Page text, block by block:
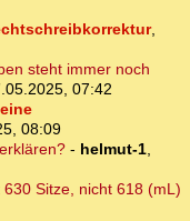
,
steht immer noch
07:42
08:09
- helmut-1,
Sitze, nicht 618 (mL)